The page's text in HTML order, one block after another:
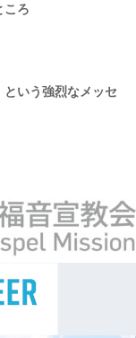
ころ
という強烈なメッセ